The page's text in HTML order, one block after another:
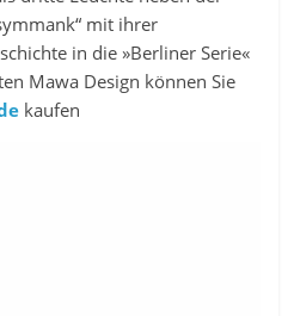
mit ihrer
in die »Berliner Serie«
Mawa Design können Sie
kaufen